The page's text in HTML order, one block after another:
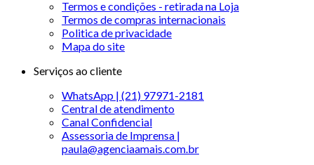
Termos e condições - retirada na Loja
Termos de compras internacionais
Politica de privacidade
Mapa do site
Serviços ao cliente
WhatsApp | (21) 97971-2181
Central de atendimento
Canal Confidencial
Assessoria de Imprensa |
paula@agenciaamais.com.br